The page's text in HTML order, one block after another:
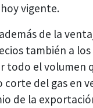
vigente.
de la
también a los
todo el volumen
del gas en
de la